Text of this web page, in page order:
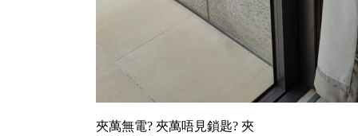
夾萬無電? 夾萬唔見鎖匙? 夾